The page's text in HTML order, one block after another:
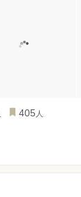
405 人